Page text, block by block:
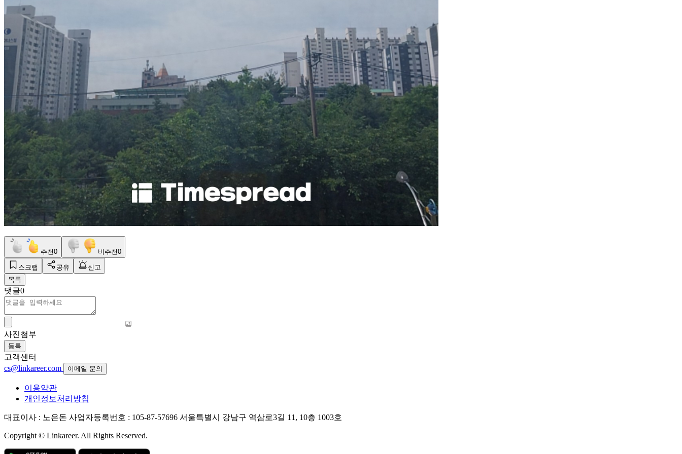
추천0 비추천0
스크랩 공유
신고
목록
댓글0
사진첨부
등록
고객센터
cs@linkareer.com
이메일 문의
이용약관
개인정보처리방침
대표이사 : 노은돈 사업자등록번호 : 105-87-57696 서울특별시 강남구 역삼로3길 11, 10층 1003호
Copyright © Linkareer. All Rights Reserved.